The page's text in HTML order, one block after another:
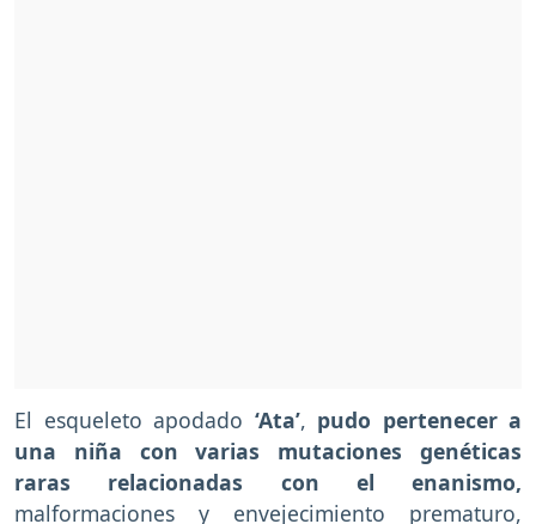
El esqueleto apodado ‘Ata’, pudo pertenecer a
una niña con varias mutaciones genéticas
raras relacionadas con el enanismo,
malformaciones y envejecimiento prematuro,